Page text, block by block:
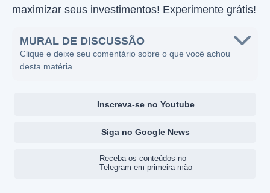
maximizar seus investimentos! Experimente grátis!
MURAL DE DISCUSSÃO
Clique e deixe seu comentário sobre o que você achou
desta matéria.
Inscreva-se no Youtube
Siga no Google News
Receba os conteúdos no
Telegram em primeira mão